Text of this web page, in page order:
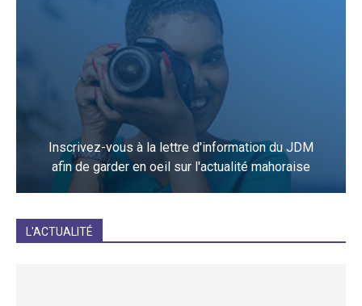
Inscrivez-vous à la lettre d'information du JDM
afin de garder en oeil sur l'actualité mahoraise
L'ACTUALITÉ